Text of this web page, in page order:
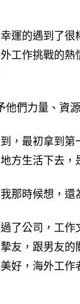
運的遇到了
工作挑戰的
們力量、資
，最初拿到
方生活下去
那時候想，還
了公司，工
友，跟男友
好，海外工